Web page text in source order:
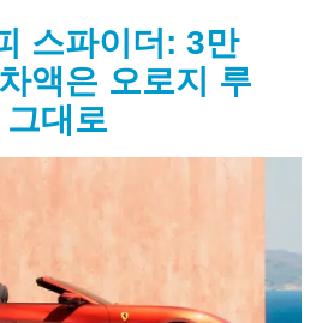
스파이더: 3만
액은 오로지 루
대로